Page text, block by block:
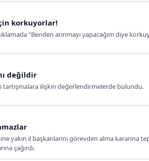
korkuyorlar!
“Benden arınmayı yapacağım diye
değildir
tartışmalara ilişkin değerlendirmelerde bulundu.
yakın il başkanlarını görevden alma kararına
çağırdı.